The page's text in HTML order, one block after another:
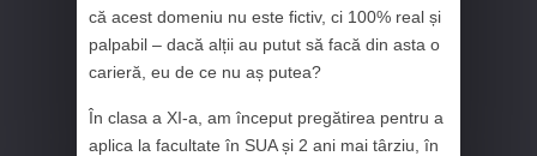
că acest domeniu nu este fictiv, ci 100% real și
palpabil – dacă alții au putut să facă din asta o
carieră, eu de ce nu aș putea?
În clasa a XI-a, am început pregătirea pentru a
aplica la facultate în SUA și 2 ani mai târziu, în